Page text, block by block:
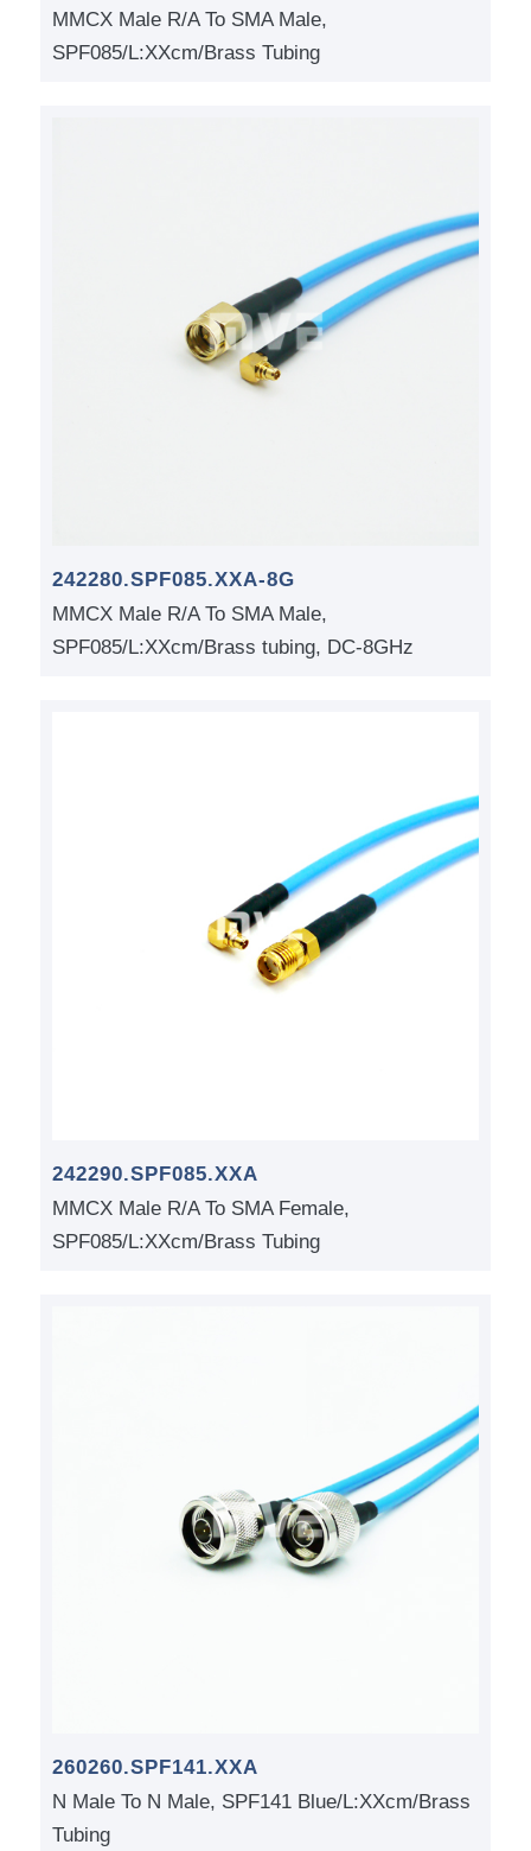
MMCX Male R/A To SMA Male,
SPF085/L:XXcm/Brass Tubing
242280.SPF085.XXA-8G
MMCX Male R/A To SMA Male,
SPF085/L:XXcm/Brass tubing, DC-8GHz
242290.SPF085.XXA
MMCX Male R/A To SMA Female,
SPF085/L:XXcm/Brass Tubing
260260.SPF141.XXA
N Male To N Male, SPF141 Blue/L:XXcm/Brass
Tubing